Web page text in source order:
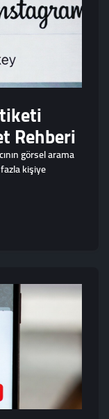
Rehberi
görsel arama
kişiye